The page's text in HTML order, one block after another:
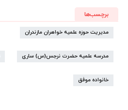
برچسب‌ها
مدیریت حوزه علمیه خواهران مازندران
مدرسه علمیه حضرت نرجس(س) ساری
خانواده موفق